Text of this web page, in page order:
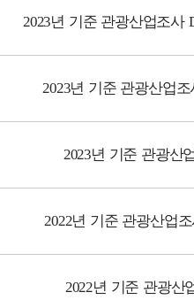
2023년 기준 관광산업조사
2023년 기준 관광산업
2023년 기준 관광산
2022년 기준 관광산업
2022년 기준 관광산